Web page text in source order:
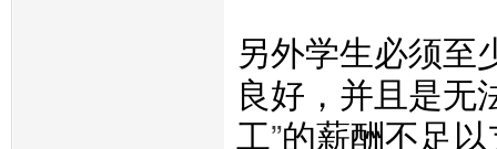
另外学生必须至
良好，并且是无
工”的薪酬不足